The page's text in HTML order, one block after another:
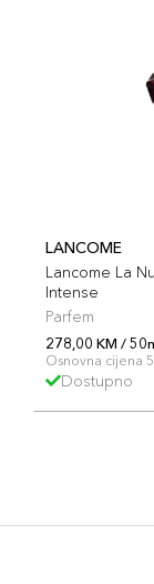
LANCOME
Lancome La
Intense
Parfem
278,00 KM /
Osnovna cijena
Dostupno